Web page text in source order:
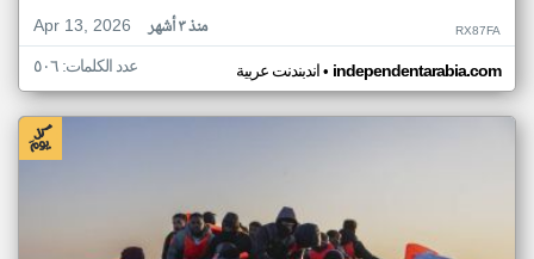
Apr 13, 2026
منذ ٣ أشهر RX87FA
اندبندنت عربية• independentarabia.com عدد الكلمات: ٥٠٦